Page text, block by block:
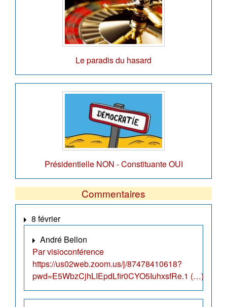
Le paradis du hasard
Présidentielle NON - Constituante OUI
Commentaires
8 février
André Bellon
Par visioconférence
https://us02web.zoom.us/j/87478410618?
pwd=E5WbzCjhLIEpdLfir0CYO5IuhxsfRe.1 (…)